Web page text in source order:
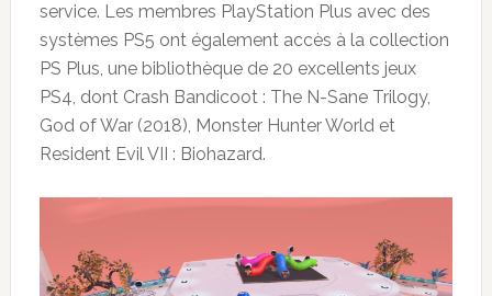
service. Les membres PlayStation Plus avec des
systèmes PS5 ont également accès à la collection
PS Plus, une bibliothèque de 20 excellents jeux
PS4, dont Crash Bandicoot : The N-Sane Trilogy,
God of War (2018), Monster Hunter World et
Resident Evil VII : Biohazard.